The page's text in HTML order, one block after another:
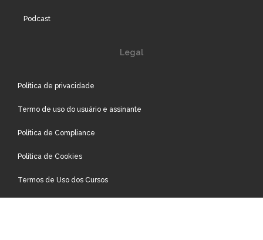
Podcast
Legal
Política de privacidade
Termo de uso do usuário e assinante
Política de Compliance
Política de Cookies
Termos de Uso dos Cursos